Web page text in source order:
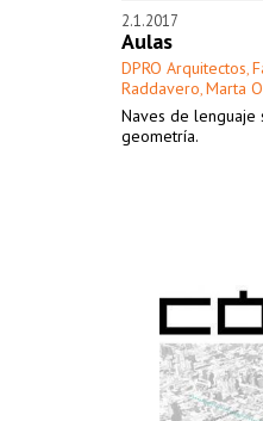
2.1.2017
Aulas
DPRO Arquitectos,
Raddavero, Marta
Naves de lenguaje
geometría.